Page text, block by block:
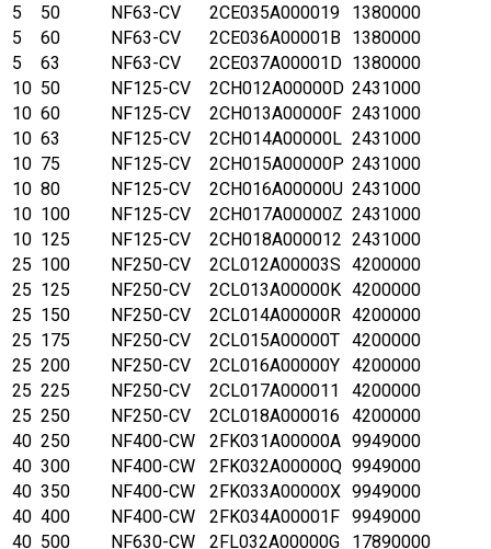
5
50 NF63-CV 2CE035A000019
1380000
5
60 NF63-CV 2CE036A00001B 1380000
5
63 NF63-CV 2CE037A00001D 1380000
10 50 NF125-CV 2CH012A00000D 2431000
10 60 NF125-CV 2CH013A00000F 2431000
10 63 NF125-CV 2CH014A00000L 2431000
10 75 NF125-CV 2CH015A00000P 2431000
10 80 NF125-CV 2CH016A00000U 2431000
10 100 NF125-CV 2CH017A00000Z 2431000
10 125 NF125-CV 2CH018A000012 2431000
25 100 NF250-CV 2CL012A00003S 4200000
25 125 NF250-CV 2CL013A00000K 4200000
25 150 NF250-CV 2CL014A00000R 4200000
25 175 NF250-CV 2CL015A00000T 4200000
25 200 NF250-CV 2CL016A00000Y 4200000
25 225 NF250-CV 2CL017A000011
4200000
25 250 NF250-CV 2CL018A000016
4200000
40 250 NF400-CW 2FK031A00000A 9949000
40 300 NF400-CW 2FK032A00000Q 9949000
40 350 NF400-CW 2FK033A00000X 9949000
40 400 NF400-CW 2FK034A00001F 9949000
40 500 NF630-CW 2FL032A00000G 17890000